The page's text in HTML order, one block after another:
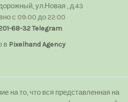
ул.Новая , д.43
с 09:00 до 22:00
68-32Telegram
в Pixelhand Agency
на то, что вся представленная на